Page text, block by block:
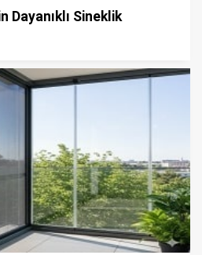
Dayanıklı Sineklik